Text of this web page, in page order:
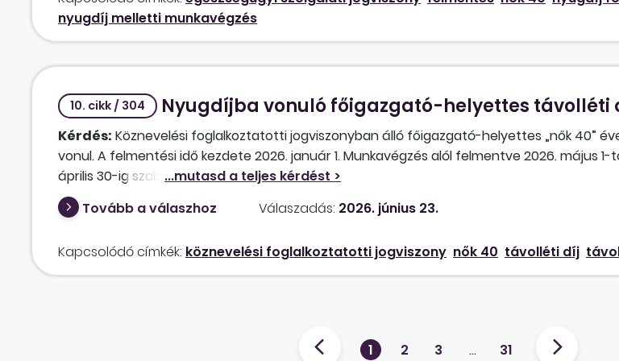
nyugdíj melletti munkavégzés
10. cikk / 304 Nyugdíjba vonuló főigazgató-helyettes távolléti
Kérdés: Köznevelési foglalkoztatotti jogviszonyban álló főigazgató-helyettes „nők 40”
vonul. A felmentési idő kezdete 2026. január 1. Munkavégzés alól felmentve 2026. május 1-
április 30-ig szabadságát tölti. Vezetői megbízását 2026. május 1-től visszavonták. A
illetve meddig kell, hogy tartalmazza a távolléti díj?
Tovább a válaszhoz Válaszadás: 2026. június 23.
Kapcsolódó címkék: köznevelési foglalkoztatotti jogviszony nők 40 távolléti díj
1 2 3 … 31